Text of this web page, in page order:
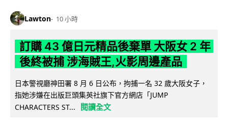
Lawton 10 小時
訂購 43 億日元精品後棄單 大阪女 2 年
後終被捕 涉海賊王,火影周邊產品
日本警視廳神田署 8 月 6 日公布，拘捕一名 32 歲大阪女子，
指她涉嫌在出版巨頭集英社旗下官方網店「JUMP
CHARACTERS ST...
閱讀全文